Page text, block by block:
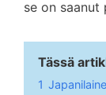
se on saanut
Tässä
1